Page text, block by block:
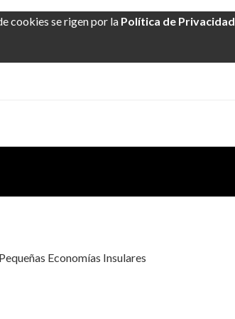
cookies se rigen por la Política de Privacidad
Economías Insulares